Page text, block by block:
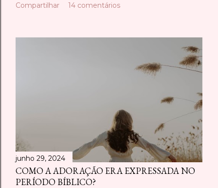
Compartilhar 14 comentários
junho 29, 2024
COMO A ADORAÇÃO ERA EXPRESSADA NO
PERÍODO BÍBLICO?